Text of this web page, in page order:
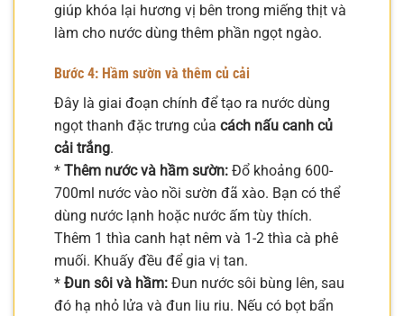
giúp khóa lại hương vị bên trong miếng thịt và
làm cho nước dùng thêm phần ngọt ngào.
Bước 4: Hầm sườn và thêm củ cải
Đây là giai đoạn chính để tạo ra nước dùng
ngọt thanh đặc trưng của cách nấu canh củ
cải trắng.
* Thêm nước và hầm sườn: Đổ khoảng 600-
700ml nước vào nồi sườn đã xào. Bạn có thể
dùng nước lạnh hoặc nước ấm tùy thích.
Thêm 1 thìa canh hạt nêm và 1-2 thìa cà phê
muối. Khuấy đều để gia vị tan.
* Đun sôi và hầm: Đun nước sôi bùng lên, sau
đó hạ nhỏ lửa và đun liu riu. Nếu có bọt bẩn